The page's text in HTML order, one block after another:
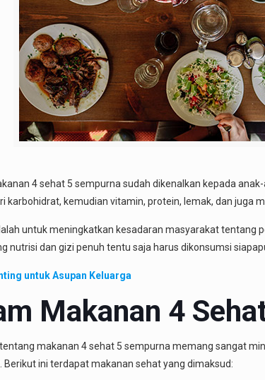
4 sehat 5 sempurna sudah dikenalkan kepada
karbohidrat, kemudian vitamin, protein, lemak, dan juga
untuk meningkatkan kesadaran masyarakat
nutrisi dan gizi penuh tentu saja harus dikonsumsi
untuk Asupan Keluarga
Makanan 4
makanan 4 sehat 5 sempurna memang sangat
ini terdapat makanan sehat yang dimaksud: